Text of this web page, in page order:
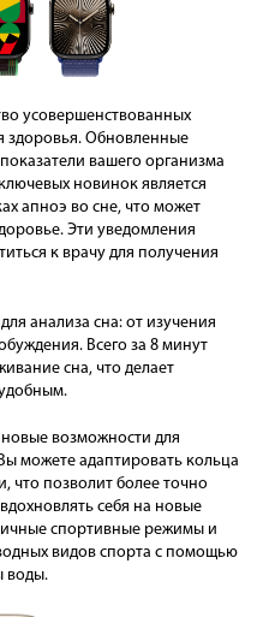
усовершенствованных
здоровья. Обновленные
вашего организма
новинок является
апноэ во сне, что может
Эти уведомления
к врачу для получения
анализа сна: от изучения
Всего за 8 минут
сна, что делает
новые возможности для
можете адаптировать кольца
что позволит более точно
себя на новые
спортивные режимы и
видов спорта с помощью
воды.